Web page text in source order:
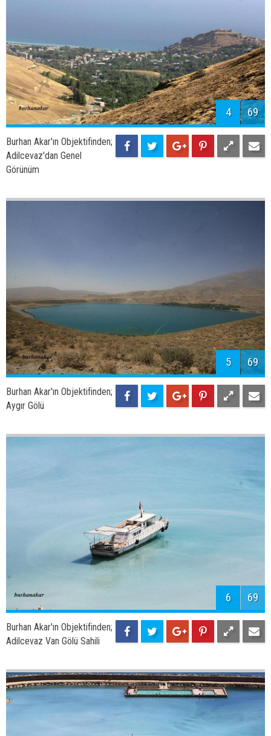
4 69
Burhan Akar'ın Objektifinden;
Adilcevaz'dan Genel
Görünüm
5 69
Burhan Akar'ın Objektifinden;
Aygır Gölü
6 69
Burhan Akar'ın Objektifinden;
Adilcevaz Van Gölü Sahili